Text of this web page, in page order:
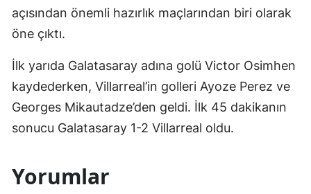
açısından önemli hazırlık maçlarından biri olarak
öne çıktı.
İlk yarıda Galatasaray adına golü Victor Osimhen
kaydederken, Villarreal’in golleri Ayoze Perez ve
Georges Mikautadze’den geldi. İlk 45 dakikanın
sonucu Galatasaray 1-2 Villarreal oldu.
Yorumlar